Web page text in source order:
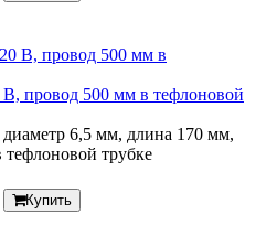
провод 500 мм в тефлоновой
6,5 мм, длина 170 мм,
трубке
Купить